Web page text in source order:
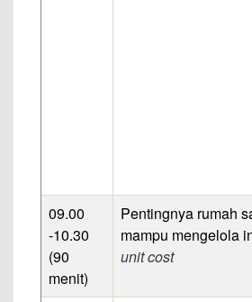
09.00
-10.30
(90
menit)
Pentingnya rumah
mampu mengelola
unit cost